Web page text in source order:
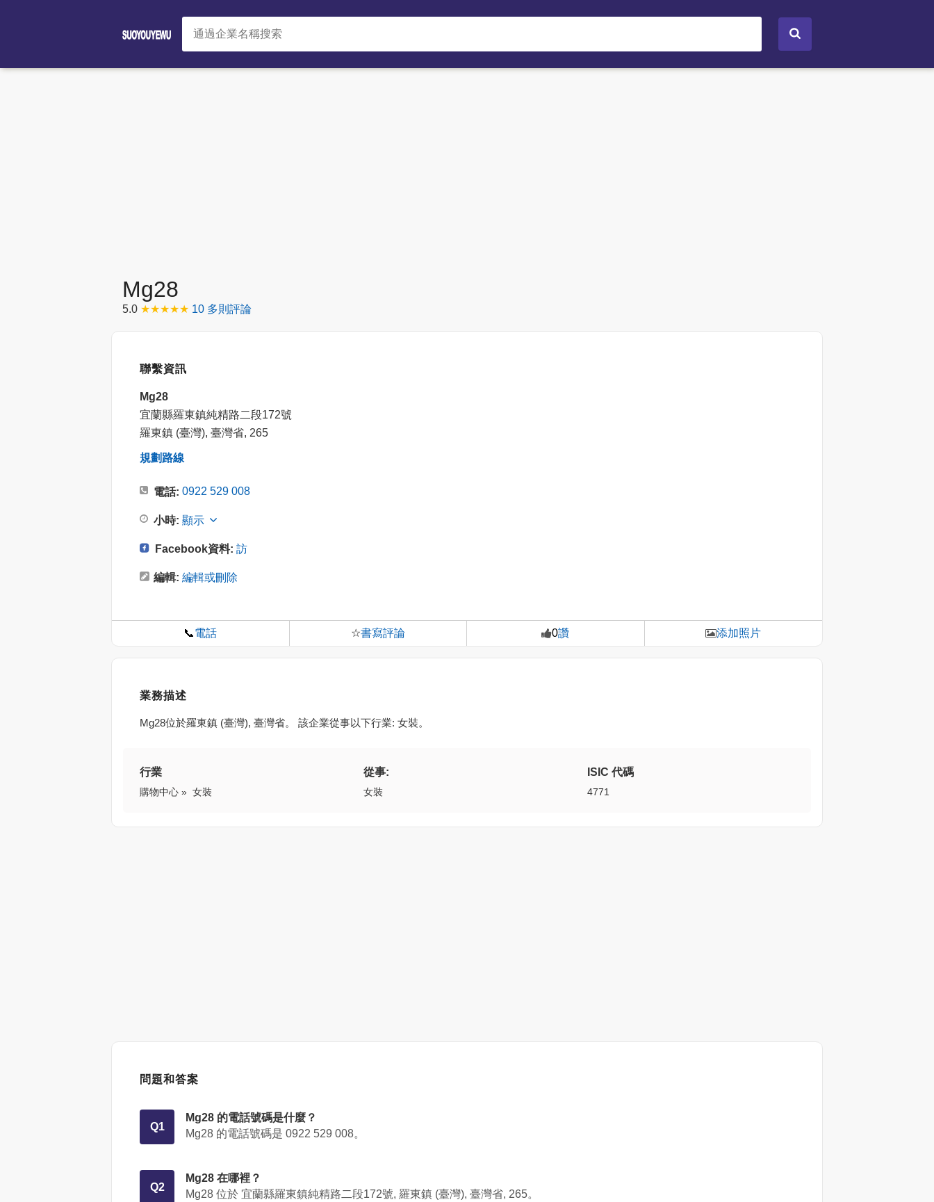
Mg28
5.0 ★★★★★ 10 多則評論
聯繫資訊
Mg28
宜蘭縣羅東鎮純精路二段172號
羅東鎮 (臺灣), 臺灣省, 265
規劃路線
電話: 0922 529 008
小時: 顯示
Facebook資料: 訪
編輯: 編輯或刪除
📞電話 ☆書寫評論 0讚 添加照片
業務描述
Mg28位於羅東鎮 (臺灣), 臺灣省。 該企業從事以下行業: 女裝。
行業
購物中心 » 女裝
從事:
女裝
ISIC 代碼
4771
問題和答案
Q1
Mg28 的電話號碼是什麼？
Mg28 的電話號碼是 0922 529 008。
Q2
Mg28 在哪裡？
Mg28 位於 宜蘭縣羅東鎮純精路二段172號, 羅東鎮 (臺灣), 臺灣省, 265。